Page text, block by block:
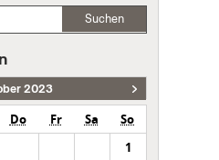
Suchen
2023
Do Fr Sa
So
1